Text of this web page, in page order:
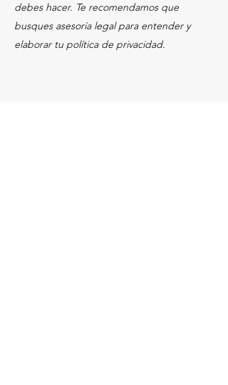
debes hacer. Te recomendamos que
busques asesoría legal para entender y
elaborar tu política de privacidad.